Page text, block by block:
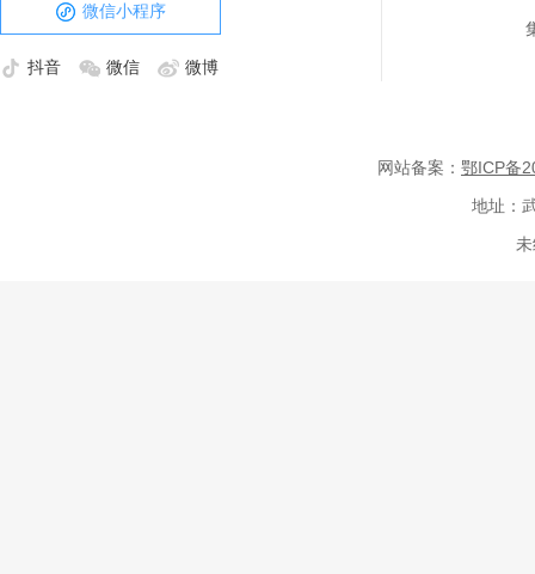
微信小程序
抖音 微信 微博
网站备案： 鄂ICP备
地址：